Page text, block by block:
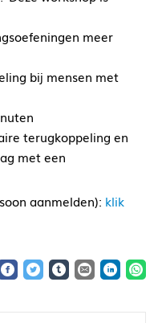
meer
bij mensen met
terugkoppeling en
met een
aanmelden): klik